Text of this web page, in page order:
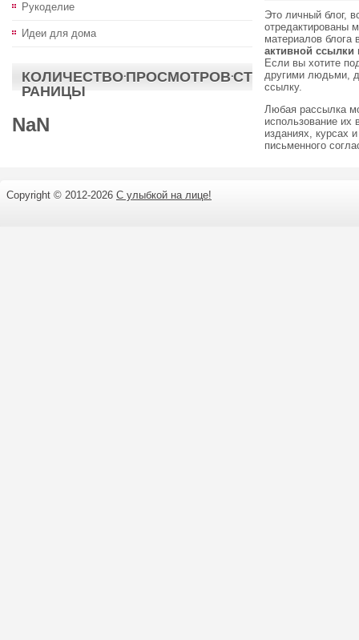
Рукоделие
Идеи для дома
КОЛИЧЕСТВО·ПРОСМОТРОВ·СТ
РАНИЦЫ
NaN
Это личный блог,
отредактированы
материалов блога
активной ссылки
Если вы хотите
другими людьми,
ссылку.
Любая рассылка
использование их
изданиях, курсах
письменного
Copyright © 2012-2026 С улыбкой на лице!